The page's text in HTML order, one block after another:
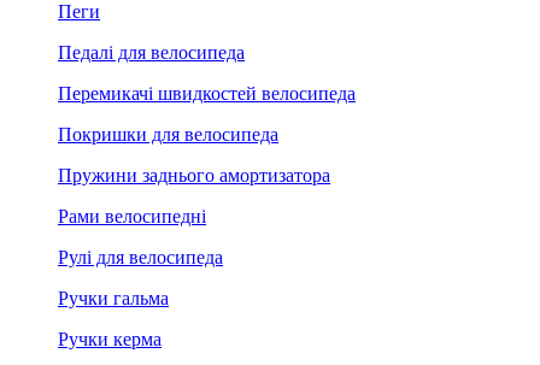
Пеги
Педалі для велосипеда
Перемикачі швидкостей велосипеда
Покришки для велосипеда
Пружини заднього амортизатора
Рами велосипедні
Рулі для велосипеда
Ручки гальма
Ручки керма